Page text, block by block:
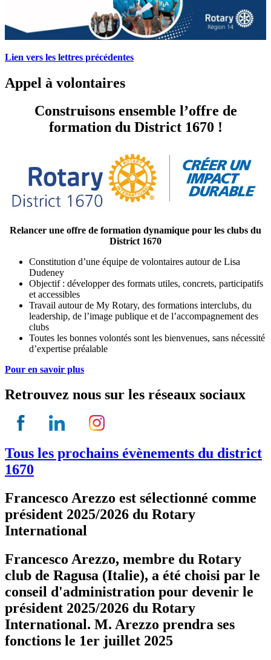
Lien vers les lettres précédentes
Appel à volontaires
Construisons ensemble l’offre de
formation du District 1670 !
Relancer une offre de formation dynamique pour les clubs du
District 1670
Constitution d’une équipe de volontaires autour de Lisa
Dudeney
Objectif : développer des formats utiles, concrets, participatifs
et accessibles
Travail autour de My Rotary, des formations interclubs, du
leadership, de l’image publique et de l’accompagnement des
clubs
Toutes les bonnes volontés sont les bienvenues, sans nécessité
d’expertise préalable
Pour en savoir plus
Retrouvez nous sur les réseaux sociaux
Tous les prochains évènements du district
1670
Francesco Arezzo est sélectionné comme
président 2025/2026 du Rotary
International
Francesco Arezzo, membre du Rotary
club de Ragusa (Italie), a été choisi par le
conseil d'administration pour devenir le
président 2025/2026 du Rotary
International. M. Arezzo prendra ses
fonctions le 1er juillet 2025